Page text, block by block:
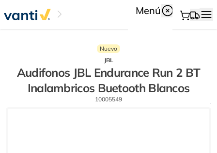
Menú
Nuevo
JBL
Audifonos JBL Endurance Run 2 BT
Inalambricos Buetooth Blancos
10005549